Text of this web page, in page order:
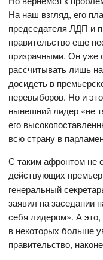
На наш взгляд, его
председателя ЛДП и
правительство еще
призрачными. Он уже
рассчитывать лишь
досидеть в
перевыборов. Но и
нынешний лидер «не
его
всю страну в
С таким афронтом не
действующих
генеральный
заявил на заседании
себя лидером». А
в некоторых больше
правительство,